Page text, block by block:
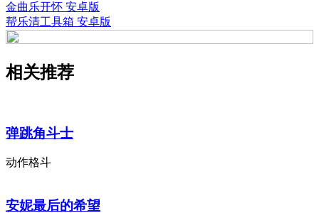
金曲乐开怀 安卓版
帮乐清工具箱 安卓版
相关推荐
弹跳角斗士
动作格斗
安妮最后的希望